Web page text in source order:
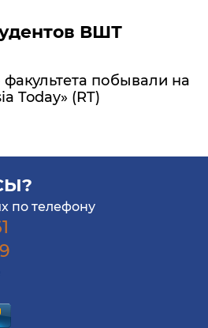
ВШТ
побывали на
Today» (RT)
по телефону